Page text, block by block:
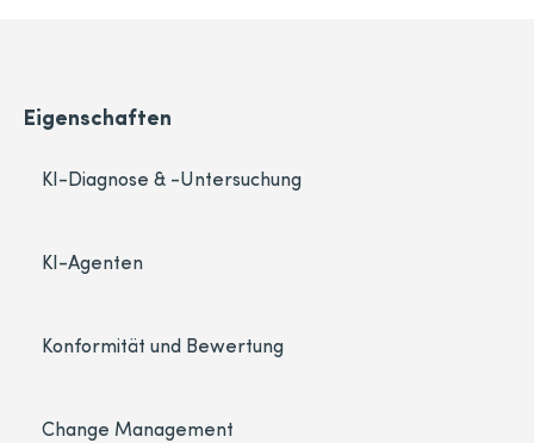
Eigenschaften
KI-Diagnose & -Untersuchung
KI-Agenten
Konformität und Bewertung
Change Management